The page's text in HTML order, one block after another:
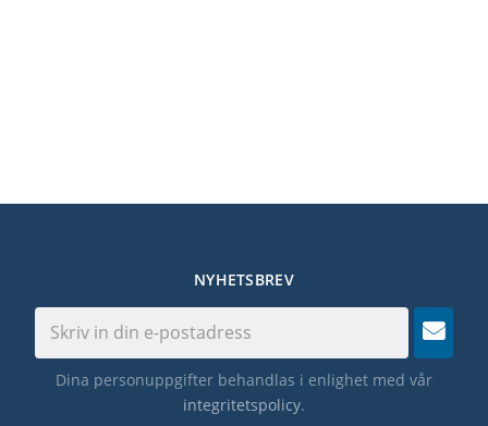
NYHETSBREV
Dina personuppgifter behandlas i enlighet med vår
integritetspolicy.